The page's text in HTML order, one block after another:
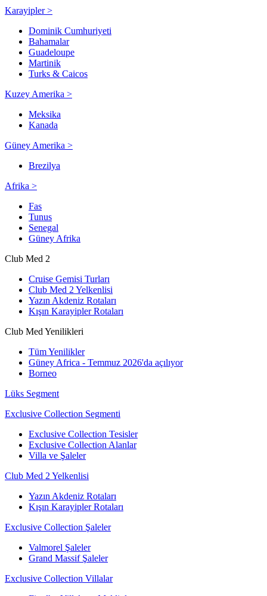
Karayipler >
Dominik Cumhuriyeti
Bahamalar
Guadeloupe
Martinik
Turks & Caicos
Kuzey Amerika >
Meksika
Kanada
Güney Amerika >
Brezilya
Afrika >
Fas
Tunus
Senegal
Güney Afrika
Club Med 2
Cruise Gemisi Turları
Club Med 2 Yelkenlisi
Yazın Akdeniz Rotaları
Kışın Karayipler Rotaları
Club Med Yenilikleri
Tüm Yenilikler
Güney Africa - Temmuz 2026'da açılıyor
Borneo
Lüks Segment
Exclusive Collection Segmenti
Exclusive Collection Tesisler
Exclusive Collection Alanlar
Villa ve Şaleler
Club Med 2 Yelkenlisi
Yazın Akdeniz Rotaları
Kışın Karayipler Rotaları
Exclusive Collection Şaleler
Valmorel Şaleler
Grand Massif Şaleler
Exclusive Collection Villalar